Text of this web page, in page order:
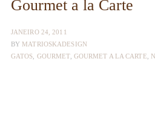
Gourmet a la Carte
JANEIRO 24, 2011
BY MATRIOSKADESIGN
GATOS GOURMET, GOURMET A LA CARTE